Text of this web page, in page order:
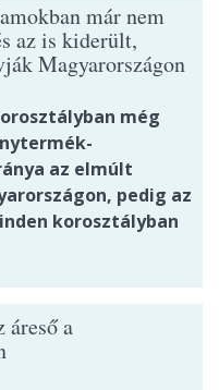
már nem
az is kiderült,
Magyarországon
még
az elmúlt
pedig az
korosztályban
áreső a